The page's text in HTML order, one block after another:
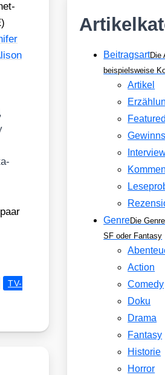
TV-
BeitragsartDie
beispielsweise
Artikel
GenreDie
SF oder Fantasy
Action
Comedy
Doku
Drama
Fantasy
Historie
Horror